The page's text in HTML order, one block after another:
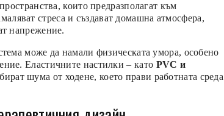
които предразполагат към
стреса и създават домашна атмосфера,
напрежение.
може да намали физическата умора, особено
Еластичните настилки – като PVC и
шума от ходене, което прави работната среда